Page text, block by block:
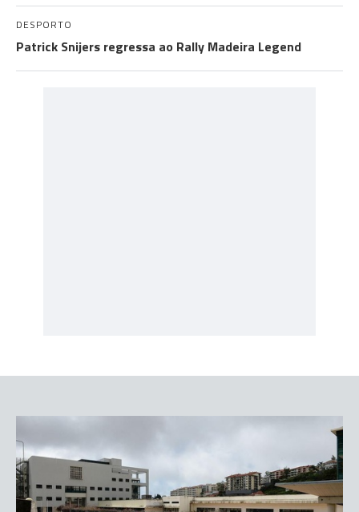
DESPORTO
Patrick Snijers regressa ao Rally Madeira Legend